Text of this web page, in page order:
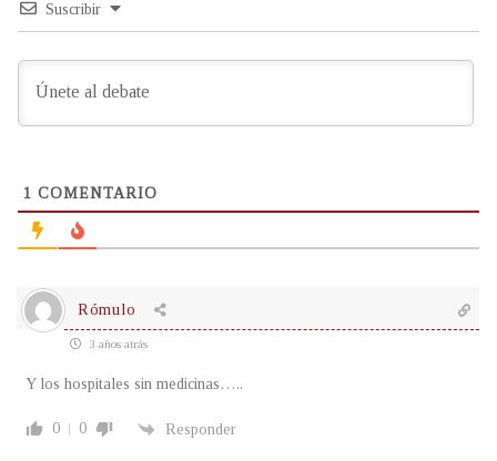
Suscribir
1 COMENTARIO
Rómulo
3 años atrás
Y los hospitales sin medicinas…..
0 0 Responder